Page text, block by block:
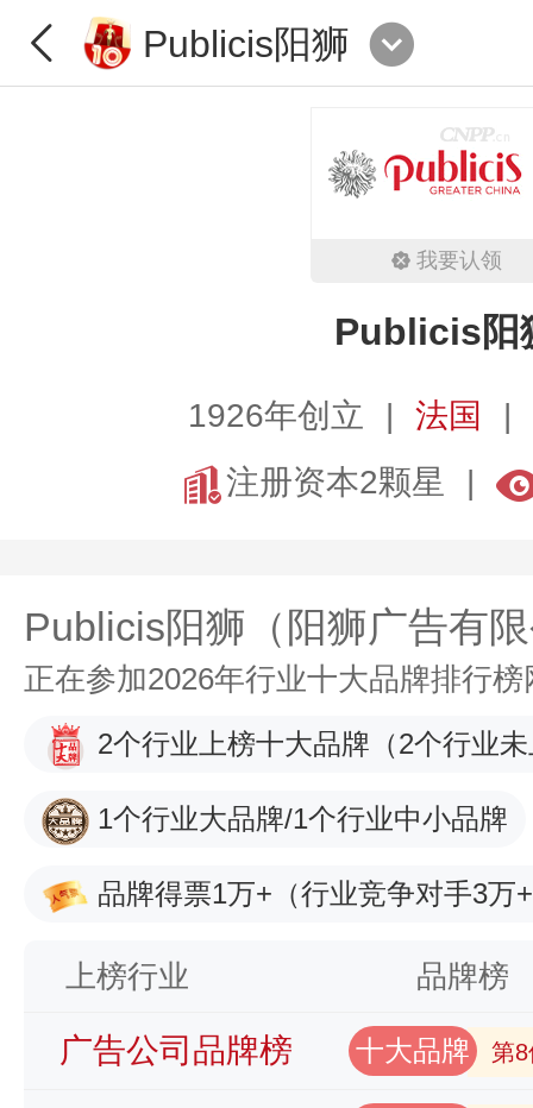
Publicis阳狮
我要认领
Publicis阳
1926年创立
法国
注册资本2颗星
Publicis阳狮（阳狮广告有
正在参加2026年行业十大品牌排行
2个行业上榜十大品牌 （2个行业
1个行业大品牌/1个行业中小品牌
品牌得票1万+ （行业竞争对手3万
上榜行业 品牌榜
广告公司品牌榜 十大品牌 第8